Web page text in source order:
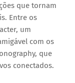
que tornam
Entre os
, um
com os
, que
conectados.